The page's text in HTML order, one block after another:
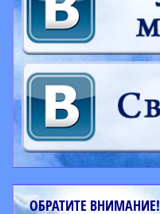
ОБРАТИТЕ ВНИМАНИЕ!